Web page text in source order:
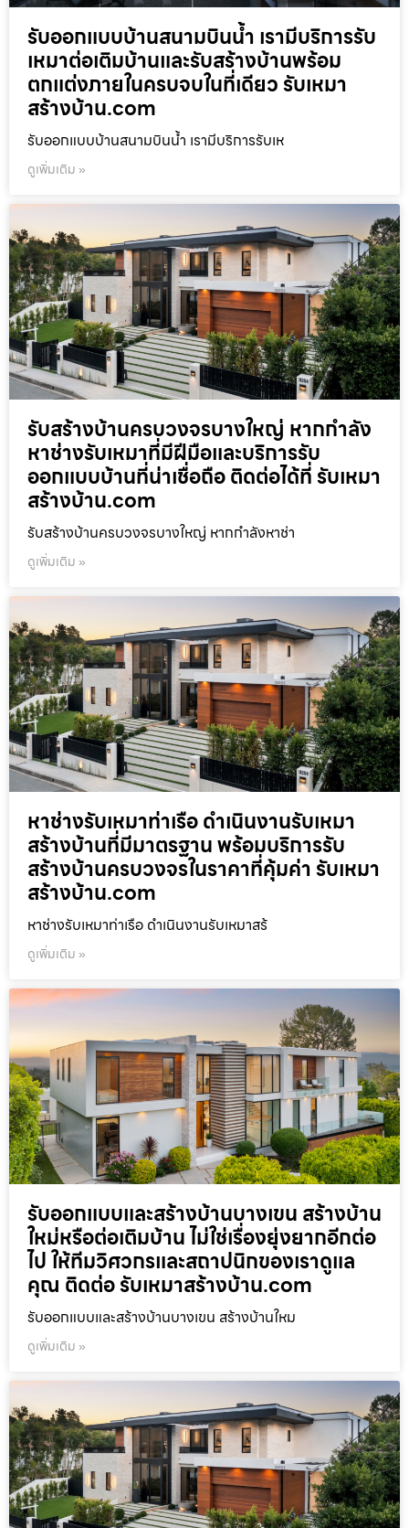
รับออกแบบบ้านสนามบินน้ำ เรามีบริการรับ
เหมาต่อเติมบ้านและรับสร้างบ้านพร้อม
ตกแต่งภายในครบจบในที่เดียว รับเหมา
สร้างบ้าน.com
รับออกแบบบ้านสนามบินน้ำ เรามีบริการรับเห
ดูเพิ่มเติม »
รับสร้างบ้านครบวงจรบางใหญ่ หากกำลัง
หาช่างรับเหมาที่มีฝีมือและบริการรับ
ออกแบบบ้านที่น่าเชื่อถือ ติดต่อได้ที่ รับเหมา
สร้างบ้าน.com
รับสร้างบ้านครบวงจรบางใหญ่ หากกำลังหาช่า
ดูเพิ่มเติม »
หาช่างรับเหมาท่าเรือ ดำเนินงานรับเหมา
สร้างบ้านที่มีมาตรฐาน พร้อมบริการรับ
สร้างบ้านครบวงจรในราคาที่คุ้มค่า รับเหมา
สร้างบ้าน.com
หาช่างรับเหมาท่าเรือ ดำเนินงานรับเหมาสร้
ดูเพิ่มเติม »
รับออกแบบและสร้างบ้านบางเขน สร้างบ้าน
ใหม่หรือต่อเติมบ้าน ไม่ใช่เรื่องยุ่งยากอีกต่อ
ไป ให้ทีมวิศวกรและสถาปนิกของเราดูแล
คุณ ติดต่อ รับเหมาสร้างบ้าน.com
รับออกแบบและสร้างบ้านบางเขน สร้างบ้านใหม
ดูเพิ่มเติม »